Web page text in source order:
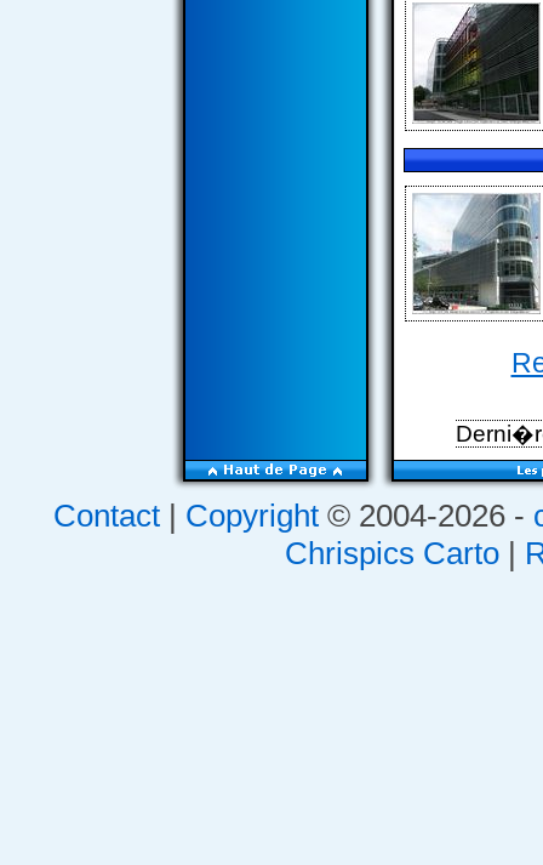
Contact| Copyright© 2004-2026 -
Chrispics Carto|